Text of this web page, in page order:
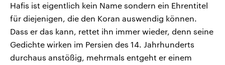
Hafis ist eigentlich kein Name sondern ein Ehrentitel
für diejenigen, die den Koran auswendig können.
Dass er das kann, rettet ihn immer wieder, denn seine
Gedichte wirken im Persien des 14. Jahrhunderts
durchaus anstößig, mehrmals entgeht er einem